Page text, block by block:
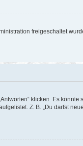
freigeschaltet
klicken. Es
Z. B. „Du darfst